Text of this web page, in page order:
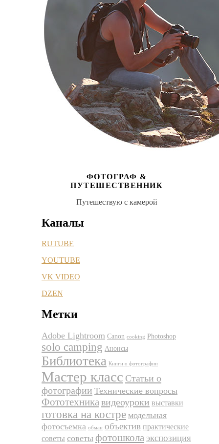
ФОТОГРАФ &
ПУТЕШЕСТВЕННИК
Путешествую с камерой
Каналы
RUTUBE
YOUTUBE
VK VIDEO
DZEN
Метки
Adobe Lightroom Canon cooking Photoshop
solo camping Анонсы
Библиотека Книги о фотографии
Мастер класс Статьи о
фотографии Технические вопросы
Фототехника видеоуроки выставки
готовка на костре модельная
фотосъемка обман объектив практические
советы советы фотошкола экспозиция